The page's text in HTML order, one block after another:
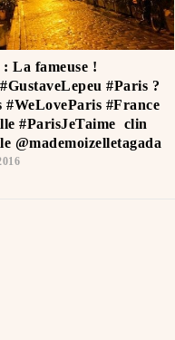
La fameuse !
#Paris ?
#WeLoveParis #France
#ParisJeTaime ️ clin
@mademoizelletagada